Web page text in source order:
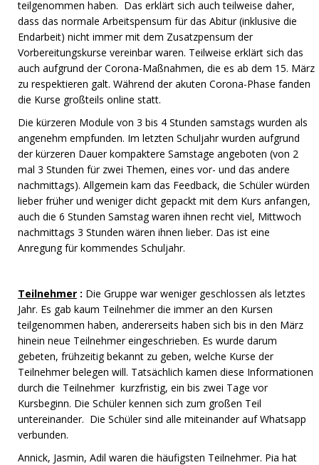
teilgenommen haben. Das erklärt sich auch teilweise daher,
dass das normale Arbeitspensum für das Abitur (inklusive die
Endarbeit) nicht immer mit dem Zusatzpensum der
Vorbereitungskurse vereinbar waren. Teilweise erklärt sich das
auch aufgrund der Corona-Maßnahmen, die es ab dem 15. März
zu respektieren galt. Während der akuten Corona-Phase fanden
die Kurse großteils online statt.
Die kürzeren Module von 3 bis 4 Stunden samstags wurden als
angenehm empfunden. Im letzten Schuljahr wurden aufgrund
der kürzeren Dauer kompaktere Samstage angeboten (von 2
mal 3 Stunden für zwei Themen, eines vor- und das andere
nachmittags). Allgemein kam das Feedback, die Schüler würden
lieber früher und weniger dicht gepackt mit dem Kurs anfangen,
auch die 6 Stunden Samstag waren ihnen recht viel, Mittwoch
nachmittags 3 Stunden wären ihnen lieber. Das ist eine
Anregung für kommendes Schuljahr.
Teilnehmer : Die Gruppe war weniger geschlossen als letztes
Jahr. Es gab kaum Teilnehmer die immer an den Kursen
teilgenommen haben, andererseits haben sich bis in den März
hinein neue Teilnehmer eingeschrieben. Es wurde darum
gebeten, frühzeitig bekannt zu geben, welche Kurse der
Teilnehmer belegen will. Tatsächlich kamen diese Informationen
durch die Teilnehmer kurzfristig, ein bis zwei Tage vor
Kursbeginn. Die Schüler kennen sich zum großen Teil
untereinander. Die Schüler sind alle miteinander auf Whatsapp
verbunden.
Annick, Jasmin, Adil waren die häufigsten Teilnehmer. Pia hat